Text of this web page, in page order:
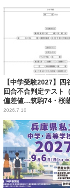
【中学受験2027】四
回合不合判定テスト
偏差値…筑駒74・桜
2026.7.10